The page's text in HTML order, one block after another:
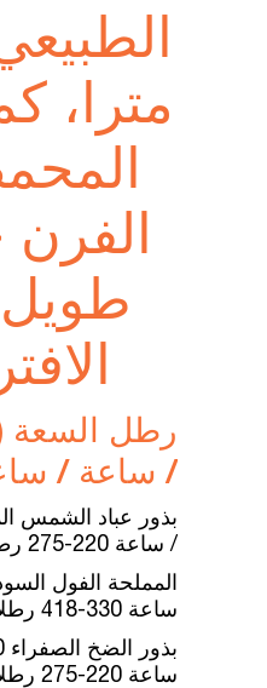
مترا،
طويل
رطل السعة
/ ساعة /
/ ساعة 220-275 رطلا
ساعة 330-418 رطلا
ساعة 220-275 رطلا